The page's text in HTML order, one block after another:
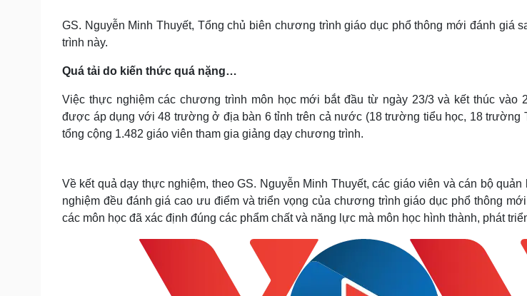
Hậu trường
Sức khỏe
Dinh dưỡng - món ngon
Sản phụ khoa
Nhi khoa
Nam khoa
Làm đẹp - giảm cân
Nhà đẹp
Tình yêu - Gia đình
Âm nhạc
Di sản
Sao
Cải chính
GS. Nguyễn Minh Thuyết, Tổng chủ biên chương trình giáo dục phổ thông mới đánh giá
trình này.
Quá tải do kiến thức quá nặng…
Việc thực nghiệm các chương trình môn học mới bắt đầu từ ngày 23/3 và kết thúc vào
được áp dụng với 48 trường ở địa bàn 6 tỉnh trên cả nước (18 trường tiểu học, 18 trường
tổng cộng 1.482 giáo viên tham gia giảng dạy chương trình.
Về kết quả dạy thực nghiệm, theo GS. Nguyễn Minh Thuyết, các giáo viên và cán bộ
nghiệm đều đánh giá cao ưu điểm và triển vọng của chương trình giáo dục phổ thông
các môn học đã xác định đúng các phẩm chất và năng lực mà môn học hình thành, phát